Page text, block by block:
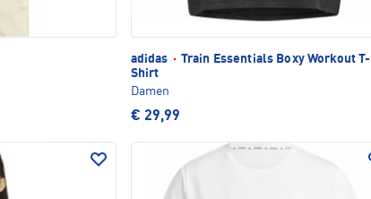
adidas · Train Essentials Boxy Workout T-
Shirt
Damen
€ 29,99